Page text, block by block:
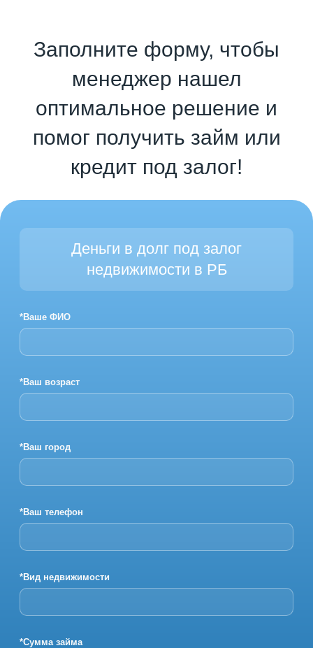
Заполните форму, чтобы
менеджер нашел
оптимальное решение и
помог получить займ или
кредит под залог!
Деньги в долг под залог
недвижимости в РБ
*Ваше ФИО
*Ваш возраст
*Ваш город
*Ваш телефон
*Вид недвижимости
*Сумма займа